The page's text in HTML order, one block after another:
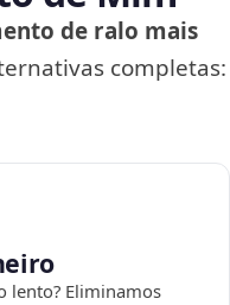
de ralo mais
completas:
lento? Eliminamos